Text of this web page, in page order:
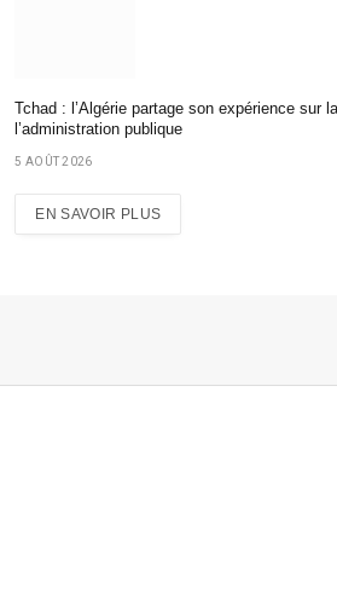
Tchad : l’Algérie partage son expérience sur
l’administration publique
5 AOÛT 2026
EN SAVOIR PLUS